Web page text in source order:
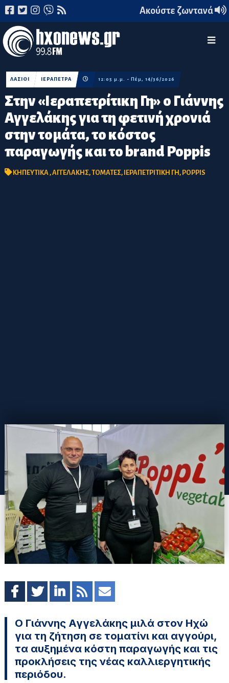
Ακούστε ζωντανά
Στην «Ιεραπετρίτικη Γη» ο Γιάννης
Αγγελάκης για τη φετινή χρονιά
στην τομάτα, το κόστος
παραγωγής και το brand Poppis
ΛΑΣΙΘΙ ΙΕΡΑΠΕΤΡΑ 12:05 μ.μ. - Πέμ, 14/36/2026
ΚΗΠΕΥΤΙΚΑ ,ΑΓΓΕΛΑΚΗΣ,ΤΟΜΑΤΕΣ, ΙΕΡΑΠΕΤΡΙΤΙΚΗ ΓΗ, POPPIS
Ο Γιάννης Αγγελάκης μιλά στον Ηχώ
για τη ζήτηση σε τοματίνι και αγγούρι,
τα αυξημένα κόστη παραγωγής και τις
προκλήσεις της νέας καλλιεργητικής
περιόδου.